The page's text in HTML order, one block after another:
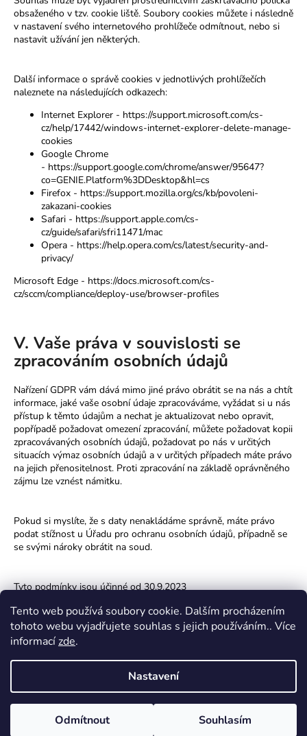
Tento web používá soubory cookie. Dalším procházením
tohoto webu vyjadřujete souhlas s jejich používáním.. Více
informacízde.
Nastavení
Odmítnout Souhlasím
obsaženého v tzv. cookie liště. Soubory cookies můžete i následně
v nastavení svého internetového prohlížeče odmítnout, nebo si
nastavit užívání jen některých.
Další informace o správě cookies v jednotlivých prohlížečích
naleznete na následujících odkazech:
Internet Explorer - https://support.microsoft.com/cs-
cz/help/17442/windows-internet-explorer-delete-manage-
cookies
Google Chrome
- https://support.google.com/chrome/answer/95647?
co=GENIE.Platform%3DDesktop&hl=cs
Firefox - https://support.mozilla.org/cs/kb/povoleni-
zakazani-cookies
Safari - https://support.apple.com/cs-
cz/guide/safari/sfri11471/mac
Opera - https://help.opera.com/cs/latest/security-and-
privacy/
Microsoft Edge - https://docs.microsoft.com/cs-
cz/sccm/compliance/deploy-use/browser-profiles
V. Vaše práva v souvislosti se
zpracováním osobních údajů
Nařízení GDPR vám dává mimo jiné právo obrátit se na nás a chtít
informace, jaké vaše osobní údaje zpracováváme, vyžádat si u nás
přístup k těmto údajům a nechat je aktualizovat nebo opravit,
popřípadě požadovat omezení zpracování, můžete požadovat kopii
zpracovávaných osobních údajů, požadovat po nás v určitých
situacích výmaz osobních údajů a v určitých případech máte právo
na jejich přenositelnost. Proti zpracování na základě oprávněného
zájmu lze vznést námitku.
Pokud si myslíte, že s daty nenakládáme správně, máte právo
podat stížnost u Úřadu pro ochranu osobních údajů, případně se
se svými nároky obrátit na soud.
Tyto podmínky jsou účinné od 30.9.2023
Instagram
Copyright 2026Bude hlína . Všechna práva vyhrazena.